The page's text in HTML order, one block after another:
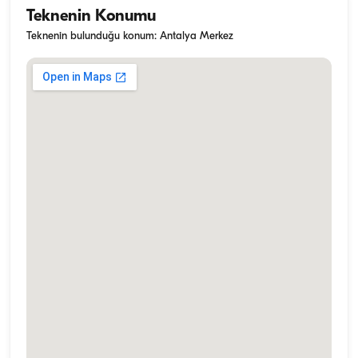
Teknenin Konumu
Teknenin bulunduğu konum: Antalya Merkez